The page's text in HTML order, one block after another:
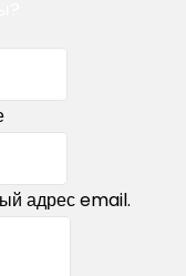
адрес email.